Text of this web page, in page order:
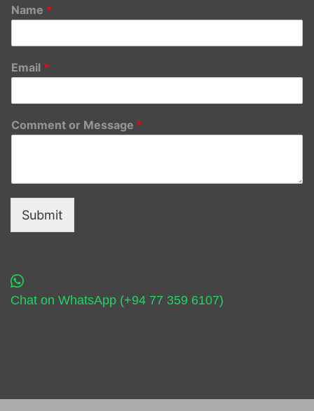
Name *
Email *
Comment or Message *
Submit
Chat on WhatsApp (+94 77 359 6107)